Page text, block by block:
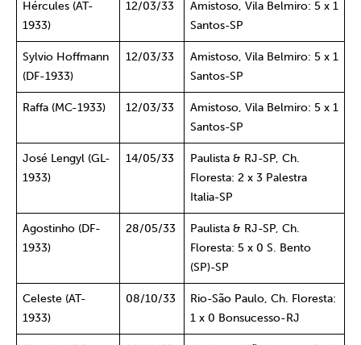
Hércules (AT-
1933)
12/03/33
Amistoso, Vila Belmiro: 5 x 1
Santos-SP
Sylvio Hoffmann
(DF-1933)
12/03/33
Amistoso, Vila Belmiro: 5 x 1
Santos-SP
Raffa (MC-1933) 12/03/33
Amistoso, Vila Belmiro: 5 x 1
Santos-SP
José Lengyl (GL-
1933)
14/05/33
Paulista & RJ-SP, Ch.
Floresta: 2 x 3 Palestra
Italia-SP
Agostinho (DF-
1933)
28/05/33
Paulista & RJ-SP, Ch.
Floresta: 5 x 0 S. Bento
(SP)-SP
Celeste (AT-
1933)
08/10/33
Rio-São Paulo, Ch. Floresta:
1 x 0 Bonsucesso-RJ